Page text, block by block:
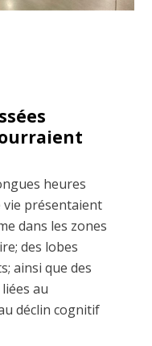
heures
vie présentaient
dans les zones
des lobes
ainsi que des
au
déclin cognitif